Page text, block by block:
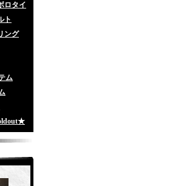
ロタイ
ト
ング
ム